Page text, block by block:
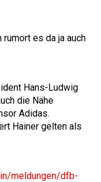
es da ja auch
Hans-Ludwig
die Nähe
Adidas.
Hainer gelten als
meldungen/dfb-